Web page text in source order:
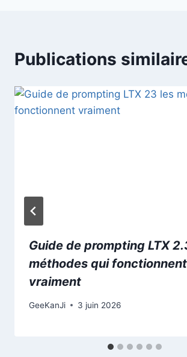
Publications
Guide de prompting LTX
méthodes qui fonctionnent
vraiment
GeeKanJi 3 juin 2026